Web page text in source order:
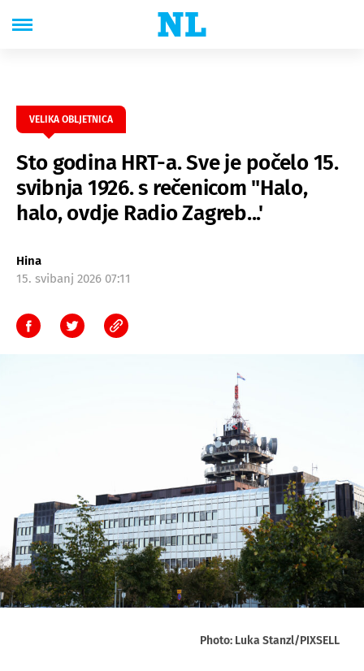
VELIKA OBLJETNICA
Sto godina HRT-a. Sve je počelo 15.
svibnja 1926. s rečenicom "Halo,
halo, ovdje Radio Zagreb...'
Hina
15. svibanj 2026 07:11
Photo: Luka Stanzl/PIXSELL